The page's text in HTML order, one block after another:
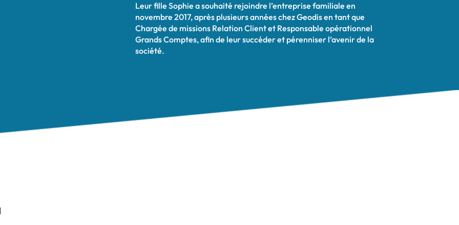
Leur fille Sophie a souhaité rejoindre l’entreprise familiale en
novembre 2017, après plusieurs années chez Geodis en tant que
Chargée de missions Relation Client et Responsable opérationnel
Grands Comptes, afin de leur succéder et pérenniser l’avenir de la
société.